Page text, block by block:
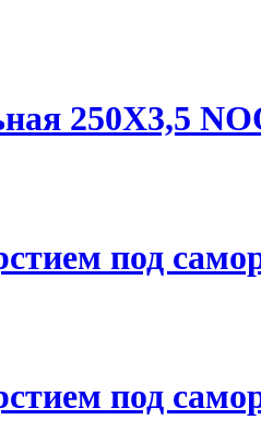
250Х3,5
под
под